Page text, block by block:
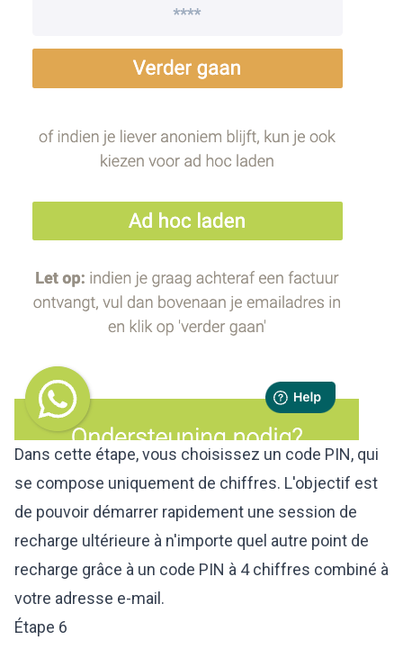
Dans cette étape, vous choisissez un code PIN, qui
se compose uniquement de chiffres. L'objectif est
de pouvoir démarrer rapidement une session de
recharge ultérieure à n'importe quel autre point de
recharge grâce à un code PIN à 4 chiffres combiné à
votre adresse e-mail.
Étape 6